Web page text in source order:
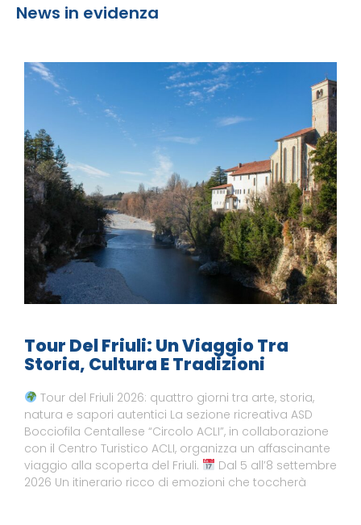
News in evidenza
Tour Del Friuli: Un Viaggio Tra
Storia, Cultura E Tradizioni
Tour del Friuli 2026: quattro giorni tra arte, storia,
natura e sapori autentici La sezione ricreativa ASD
Bocciofila Centallese “Circolo ACLI”, in collaborazione
con il Centro Turistico ACLI, organizza un affascinante
viaggio alla scoperta del Friuli.
Dal 5 all’8 settembre
2026 Un itinerario ricco di emozioni che toccherà